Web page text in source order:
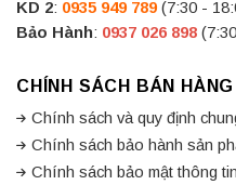
KD 2: 0935 949 789 (7:30 -
Bảo Hành: 0937 026 898
CHÍNH SÁCH BÁN HÀNG
Chính sách và quy định
Chính sách bảo hành sản
Chính sách bảo mật thông tin